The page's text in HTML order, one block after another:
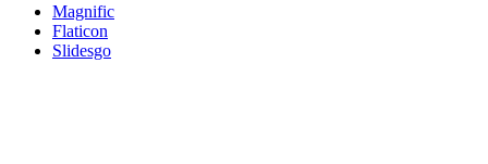
Magnific
Flaticon
Slidesgo